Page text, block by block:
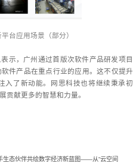
台应用场景（部分）
示，广州通过首版次软件产品研发项目
件产品在重点行业的应用。这不仅提升
入了新动能。网思科技也将继续秉承初
贡献更多的智慧和力量。
生态伙伴共绘数字经济新蓝图——从“云空间